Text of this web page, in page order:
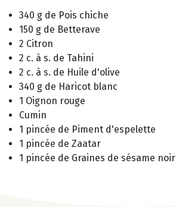
340 g de Pois chiche
150 g de Betterave
2 Citron
2 c. à s. de Tahini
2 c. à s. de Huile d'olive
340 g de Haricot blanc
1 Oignon rouge
Cumin
1 pincée de Piment d'espelette
1 pincée de Zaatar
1 pincée de Graines de sésame noir